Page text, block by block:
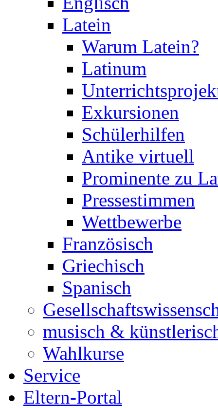
Latein
Warum Latein?
Latinum
Exkursionen
Schülerhilfen
Antike virtuell
Prominente zu
Pressestimmen
Wettbewerbe
Französisch
Griechisch
Spanisch
musisch &
Wahlkurse
Service
Eltern-Portal